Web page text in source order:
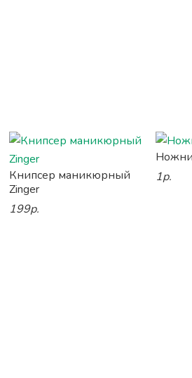
Книпсер маникюрный
Zinger
199р.
1р.